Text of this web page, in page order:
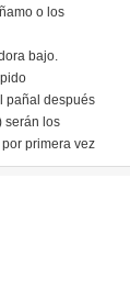
o los
bajo.
pañal después
serán los
primera vez